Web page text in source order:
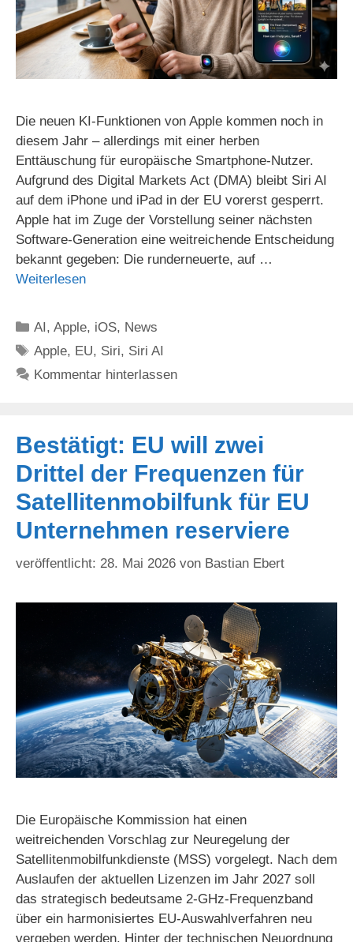
Die neuen KI-Funktionen von Apple kommen noch in
diesem Jahr – allerdings mit einer herben
Enttäuschung für europäische Smartphone-Nutzer.
Aufgrund des Digital Markets Act (DMA) bleibt Siri AI
auf dem iPhone und iPad in der EU vorerst gesperrt.
Apple hat im Zuge der Vorstellung seiner nächsten
Software-Generation eine weitreichende Entscheidung
bekannt gegeben: Die runderneuerte, auf …
Weiterlesen
Kategorien
AI,Apple, iOS, News
Schlagwörter
Apple, EU, Siri, Siri AI
Kommentar hinterlassen
Bestätigt: EU will zwei
Drittel der Frequenzen für
Satellitenmobilfunk für EU
Unternehmen reserviere
28. Mai 2026 von Bastian Ebert
Die Europäische Kommission hat einen
weitreichenden Vorschlag zur Neuregelung der
Satellitenmobilfunkdienste (MSS) vorgelegt. Nach dem
Auslaufen der aktuellen Lizenzen im Jahr 2027 soll
das strategisch bedeutsame 2-GHz-Frequenzband
über ein harmonisiertes EU-Auswahlverfahren neu
vergeben werden. Hinter der technischen Neuordnung